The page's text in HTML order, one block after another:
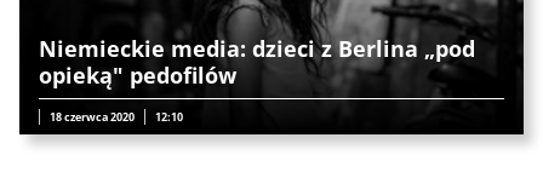
Niemieckie media: dzieci z Berlina „pod
opieką" pedofilów
18 czerwca 2020 12:10